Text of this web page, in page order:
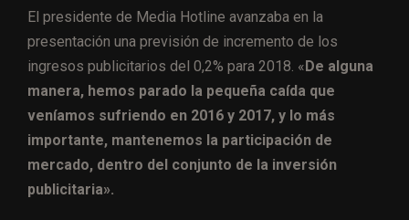
El presidente de Media Hotline avanzaba en la
presentación una previsión de incremento de los
ingresos publicitarios del 0,2% para 2018. «De alguna
manera, hemos parado la pequeña caída que
veníamos sufriendo en 2016 y 2017, y lo más
importante, mantenemos la participación de
mercado, dentro del conjunto de la inversión
publicitaria».